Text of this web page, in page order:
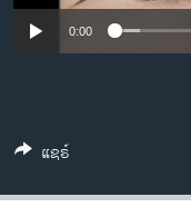
ຊຸມຊົນຊາວລາວ
ວິທະຍາສາດ-ເທັກໂນໂລຈີ
ພາສາອັງກິດ
0:00
ແຊຣ໌